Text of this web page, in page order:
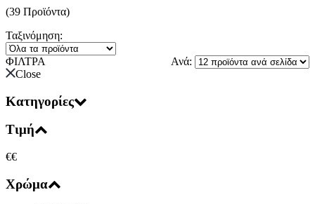
(39 Προϊόντα)
Ταξινόμηση:
Ανά:
ΦΙΛΤΡΑ
Close
Κατηγορίες
Τιμή
€€
Χρώμα